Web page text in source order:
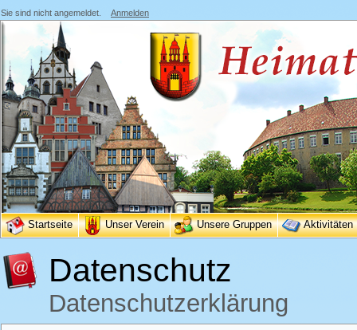
Sie sind nicht angemeldet. Anmelden
Startseite Unser Verein Unsere Gruppen Aktivitäten
Datenschutz
Datenschutzerklärung